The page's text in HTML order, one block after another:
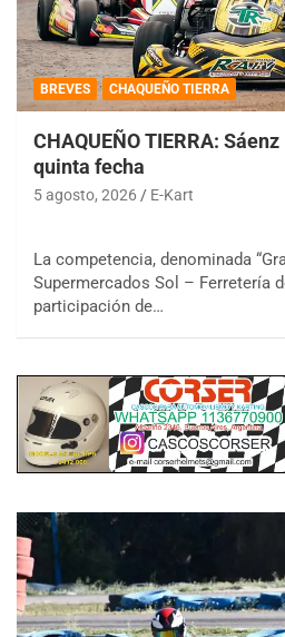
BREVES CHAQUEÑO TIERRA
CHAQUEÑO TIERRA:
quinta fecha
5 agosto, 2026 E-Kart
La competencia, denominada
Supermercados Sol – Ferretería
participación de…